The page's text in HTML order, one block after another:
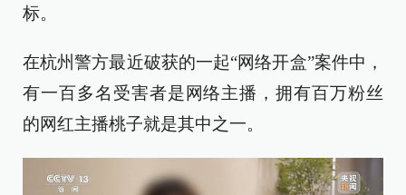
标。
在杭州警方最近破获的一起“网络开盒”案件中，
有一百多名受害者是网络主播，拥有百万粉丝
的网红主播桃子就是其中之一。